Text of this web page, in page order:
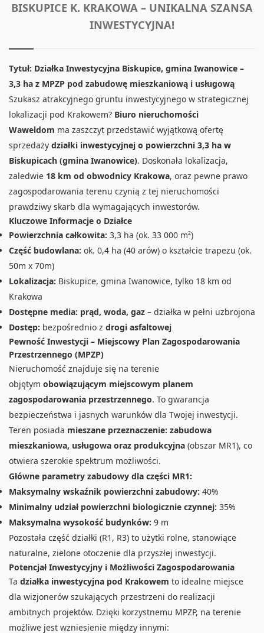
BISKUPICE K. KRAKOWA – UNIKALNA SZANSA
INWESTYCYJNA!
Tytuł: Działka Inwestycyjna Biskupice, gmina Iwanowice –
3,3 ha z MPZP pod zabudowę mieszkaniową i usługową
Szukasz atrakcyjnego gruntu inwestycyjnego w strategicznej
lokalizacji pod Krakowem? Biuro nieruchomości
Waweldom ma zaszczyt przedstawić wyjątkową ofertę
sprzedaży działki inwestycyjnej o powierzchni 3,3 ha w
Biskupicach (gmina Iwanowice). Doskonała lokalizacja,
zaledwie 18 km od obwodnicy Krakowa, oraz pewne prawo
zagospodarowania terenu czynią z tej nieruchomości
prawdziwy skarb dla wymagających inwestorów.
Kluczowe Informacje o Działce
Powierzchnia całkowita: 3,3 ha (ok. 33 000 m²)
Część budowlana: ok. 0,4 ha (40 arów) o kształcie trapezu (ok.
50m x 70m)
Lokalizacja: Biskupice, gmina Iwanowice, tylko 18 km od
Krakowa
Dostępne media: prąd, woda, gaz – działka w pełni uzbrojona
Dostęp: bezpośrednio z drogi asfaltowej
Pewność Inwestycji – Miejscowy Plan Zagospodarowania
Przestrzennego (MPZP)
Nieruchomość znajduje się na terenie
objętym obowiązującym miejscowym planem
zagospodarowania przestrzennego. To gwarancja
bezpieczeństwa i jasnych warunków dla Twojej inwestycji.
Teren posiada mieszane przeznaczenie: zabudowa
mieszkaniowa, usługowa oraz produkcyjna (obszar MR1), co
otwiera szerokie spektrum możliwości.
Główne parametry zabudowy dla części MR1:
Maksymalny wskaźnik powierzchni zabudowy: 40%
Minimalny udział powierzchni biologicznie czynnej: 35%
Maksymalna wysokość budynków: 9 m
Pozostała część działki (R1, R3) to użytki rolne, stanowiące
naturalne, zielone otoczenie dla przyszłej inwestycji.
Potencjał Inwestycyjny i Możliwości Zagospodarowania
Ta działka inwestycyjna pod Krakowem to idealne miejsce
dla wizjonerów szukających przestrzeni do realizacji
ambitnych projektów. Dzięki korzystnemu MPZP, na terenie
możliwe jest wzniesienie między innymi: